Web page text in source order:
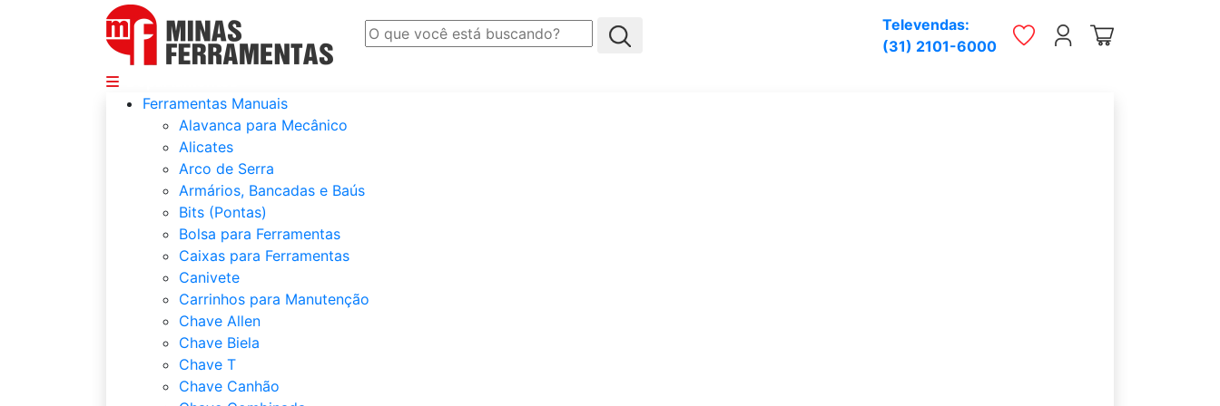
Televendas:
(31) 2101-6000
Ferramentas Manuais
Alavanca para Mecânico
Alicates
Arco de Serra
Armários, Bancadas e Baús
Bits (Pontas)
Bolsa para Ferramentas
Caixas para Ferramentas
Canivete
Carrinhos para Manutenção
Chave Allen
Chave Biela
Chave T
Chave Canhão